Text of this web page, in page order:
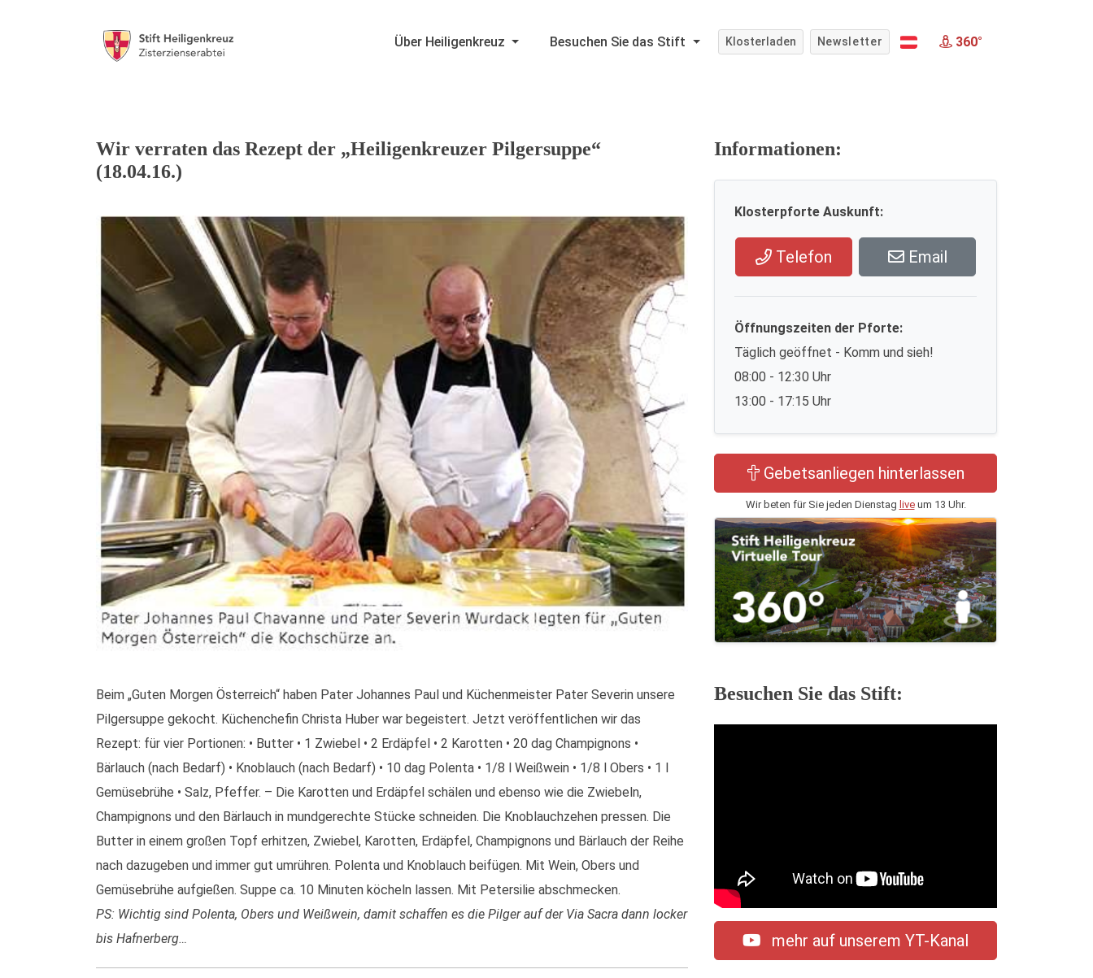
Über Heiligenkreuz Besuchen Sie das Stift Klosterladen Newsletter 360°
Wir verraten das Rezept der „Heiligenkreuzer Pilgersuppe“
(18.04.16.)
Beim „Guten Morgen Österreich“ haben Pater Johannes Paul und Küchenmeister Pater Severin unsere
Pilgersuppe gekocht. Küchenchefin Christa Huber war begeistert. Jetzt veröffentlichen wir das
Rezept: für vier Portionen: • Butter • 1 Zwiebel • 2 Erdäpfel • 2 Karotten • 20 dag Champignons •
Bärlauch (nach Bedarf) • Knoblauch (nach Bedarf) • 10 dag Polenta • 1/8 l Weißwein • 1/8 l Obers • 1 l
Gemüsebrühe • Salz, Pfeffer. – Die Karotten und Erdäpfel schälen und ebenso wie die Zwiebeln,
Champignons und den Bärlauch in mundgerechte Stücke schneiden. Die Knoblauchzehen pressen. Die
Butter in einem großen Topf erhitzen, Zwiebel, Karotten, Erdäpfel, Champignons und Bärlauch der Reihe
nach dazugeben und immer gut umrühren. Polenta und Knoblauch beifügen. Mit Wein, Obers und
Gemüsebrühe aufgießen. Suppe ca. 10 Minuten köcheln lassen. Mit Petersilie abschmecken.
PS: Wichtig sind Polenta, Obers und Weißwein, damit schaffen es die Pilger auf der Via Sacra dann locker
bis Hafnerberg…
Informationen:
Klosterpforte Auskunft:
Telefon Email
Öffnungszeiten der Pforte:
Täglich geöffnet - Komm und sieh!
08:00 - 12:30 Uhr
13:00 - 17:15 Uhr
Gebetsanliegen hinterlassen
Wir beten für Sie jeden Dienstag liveum 13 Uhr.
Besuchen Sie das Stift:
mehr auf unserem YT-Kanal